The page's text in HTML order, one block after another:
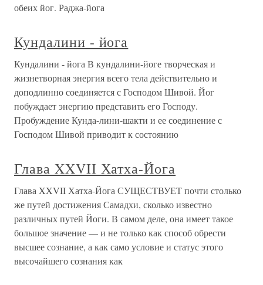
обеих йог. Раджа-йога
Кундалини - йога
Кундалини - йога В кундалини-йоге творческая и
жизнетворная энергия всего тела действительно и
доподлинно соединяется с Господом Шивой. Йог
побуждает энергию представить его Господу.
Пробуждение Кунда-лини-шакти и ее соединение с
Господом Шивой приводит к состоянию
Глава XXVII Хатха-Йога
Глава XXVII Хатха-Йога СУЩЕСТВУЕТ почти столько
же путей достижения Самадхи, сколько известно
различных путей Йоги. В самом деле, она имеет такое
большое значение — и не только как способ обрести
высшее сознание, а как само условие и статус этого
высочайшего сознания как